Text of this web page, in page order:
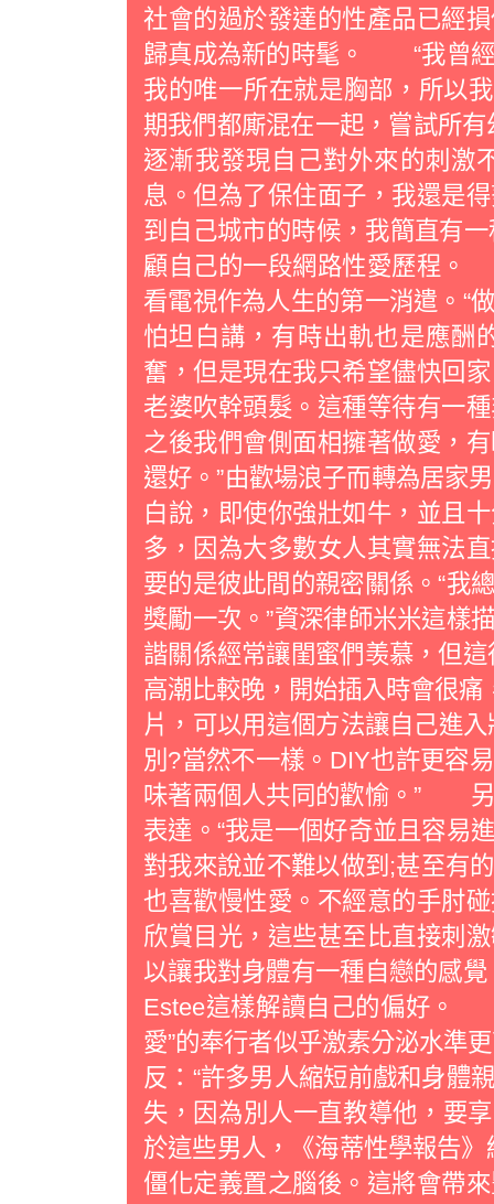
社會的過於發達的性產品已經
歸真成為新的時髦。 “我曾經
我的唯一所在就是胸部，所以
期我們都廝混在一起，嘗試所
逐漸我發現自己對外來的刺激
息。但為了保住面子，我還是
到自己城市的時候，我簡直有
顧自己的一段網路性愛歷程
看電視作為人生的第一消遣。“
怕坦白講，有時出軌也是應酬
奮，但是現在我只希望儘快回
老婆吹幹頭髮。這種等待有一
之後我們會側面相擁著做愛，
還好。”由歡場浪子而轉為
白說，即使你強壯如牛，並且
多，因為大多數女人其實無法
要的是彼此間的親密關係。“我
獎勵一次。”資深律師米米這
諧關係經常讓閨蜜們羡慕，但
高潮比較晚，開始插入時會很
片，可以用這個方法讓自己進
別?當然不一樣。DIY也許更容
味著兩個人共同的歡愉。” 另
表達。“我是一個好奇並且容易
對我來說並不難以做到;甚至有
也喜歡慢性愛。不經意的手肘
欣賞目光，這些甚至比直接刺
以讓我對身體有一種自戀的感
Estee這樣解讀自己的偏好
愛”的奉行者似乎激素分泌水準
反：“許多男人縮短前戲和身體
失，因為別人一直教導他，要
於這些男人，《海蒂性學報告
僵化定義置之腦後。這將會帶